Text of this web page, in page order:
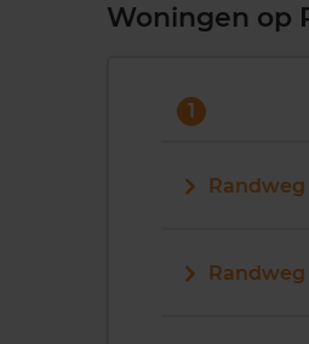
Woningen op
1
Randweg
Randweg